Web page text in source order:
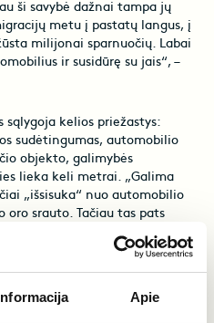
Apie
ši savybė dažnai tampa jų
metu į pastatų langus, į
milijonai sparnuočių. Labai
ir susidūrę su jais“, –
sąlygoja kelios priežastys:
sudėtingumas, automobilio
objekto, galimybės
lieka keli metrai. „Galima
„išsisuka“ nuo automobilio
srauto. Tačiau tas pats
į automobilius atsitrenkia
pavyzdžiui, grobį persekiojantys
gandrai ar varniniai
prieš transporto